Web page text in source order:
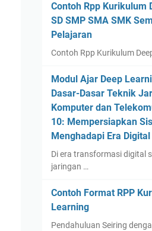
Contoh Rpp Kurikulum
SD SMP SMA SMK
Pelajaran
Contoh Rpp Kurikulum
Modul Ajar Deep
Dasar-Dasar Teknik
Komputer dan
10: Mempersiapkan
Menghadapi Era Digital
Di era transformasi digital
jaringan …
Contoh Format RPP
Learning
Pendahuluan Seiring